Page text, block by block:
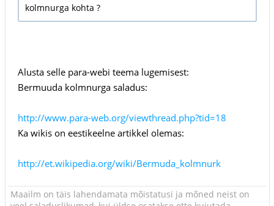
kolmnurga kohta ?
Alusta selle para-webi teema lugemisest:
Bermuuda kolmnurga saladus:
http://www.para-web.org/viewthread.php?tid=18
Ka wikis on eestikeelne artikkel olemas:
http://et.wikipedia.org/wiki/Bermuda_kolmnurk
Maailm on täis lahendamata mõistatusi ja mõned neist on